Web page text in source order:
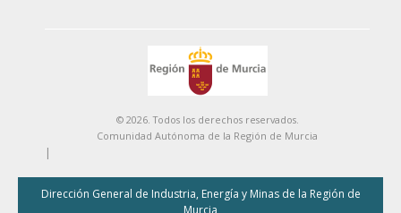
© 2026. Todos los derechos reservados.
Comunidad Autónoma de la Región de Murcia
|
Dirección General de Industria, Energía y Minas de la Región de
Murcia